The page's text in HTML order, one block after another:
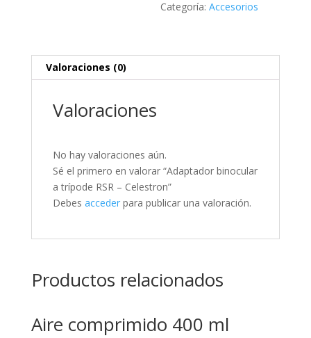
Categoría:Accesorios
Valoraciones (0)
Valoraciones
No hay valoraciones aún.
Sé el primero en valorar “Adaptador binocular
a trípode RSR – Celestron”
Debes accederpara publicar una valoración.
Productos relacionados
Aire comprimido 400 ml